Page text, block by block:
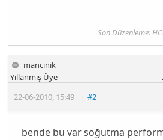
Son Düzenleme:
mancınık
22-06-2010, 15:49 |#2
Yıllanmış Üye
bende bu var soğutma